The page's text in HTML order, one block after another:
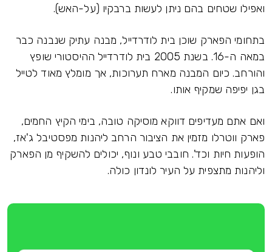
ואפילו שטחים בהם ניתן לעשות ברבקיו (על-האש).
בתחומי הפארק שוכן בית לודרדייל, מבנה עתיק שנבנה כבר
במאה ה-16. בשנת 2005 בית לודרדייל ההיסטורי שופץ
והורחב. כיום המבנה מארח תערוכות, אך מומלץ מאוד לטייל
בגן יפיפה שמקיף אותו.
ואם אתם מעדיפים דווקא מוסיקה טובה, בימי הקיץ החמים,
פארק ווטרלו מזמין את הציבור הרחב ליהנות מפסטיבל ג'אז,
הופעות חיות וכד'. חובבי טבע ונוף, יכולים להשקיף מן הפארק
וליהנות מתצפית על העיר לונדון כולה.